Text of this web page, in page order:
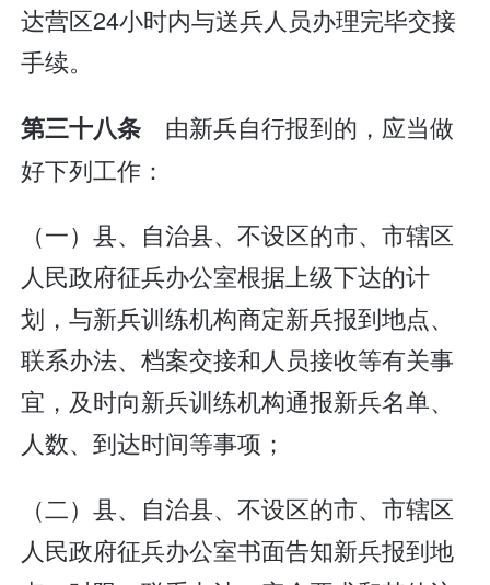
达营区24小时内与送兵人员办理完毕交接
手续。
第三十八条 由新兵自行报到的，应当做
好下列工作：
（一）县、自治县、不设区的市、市辖区
人民政府征兵办公室根据上级下达的计
划，与新兵训练机构商定新兵报到地点、
联系办法、档案交接和人员接收等有关事
宜，及时向新兵训练机构通报新兵名单、
人数、到达时间等事项；
（二）县、自治县、不设区的市、市辖区
人民政府征兵办公室书面告知新兵报到地